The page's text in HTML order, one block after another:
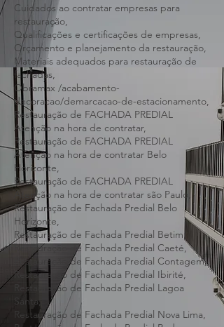
Importância da manutenção de fachadas,
Principais problemas em fachadas prediais,
Cuidados ao contratar empresas para
restauração,
Qualificações e certificações de empresas,
Orçamento e planejamento da restauração,
Materiais adequados para restauração de
fachadas,
Obramax /acabamento-
decoracao/demarcacao-de-estacionamento,
Restauração de FACHADA PREDIAL
Atenção na hora de contratar,
Restauração de FACHADA PREDIAL
Atenção na hora de contratar Belo
Horizonte,
Restauração de FACHADA PREDIAL
Atenção na hora de contratar são Paulo,
Restauração de Fachada Predial Belo
Horizonte,
Restauração de Fachada Predial Betim,
Restauração de Fachada Predial Caeté,
Restauração de Fachada Predial Contagem,
Restauração de Fachada Predial Ibirité,
Restauração de Fachada Predial Lagoa
Santa,